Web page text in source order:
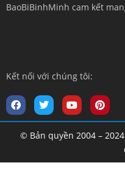
BaoBiBinhMinh cam kết
Kết nối với chúng tôi:
© Bản quyền 2004 – 2024